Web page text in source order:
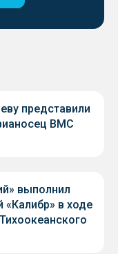
представили
ВМС
выполнил
«Калибр» в ходе